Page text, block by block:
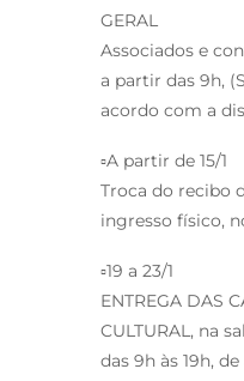
GERAL
Associados e
a partir das 9h,
acordo com a
▫️A partir de 15/1
Troca do recibo
ingresso físico,
▫️19 a 23/1
ENTREGA DAS
CULTURAL, na
das 9h às 19h,